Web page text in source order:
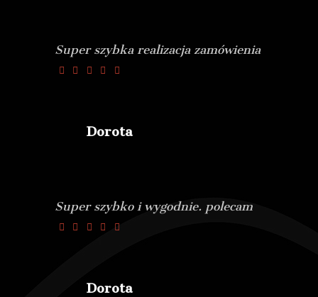
Super szybka realizacja zamówienia
Dorota
Super szybko i wygodnie. polecam
Dorota